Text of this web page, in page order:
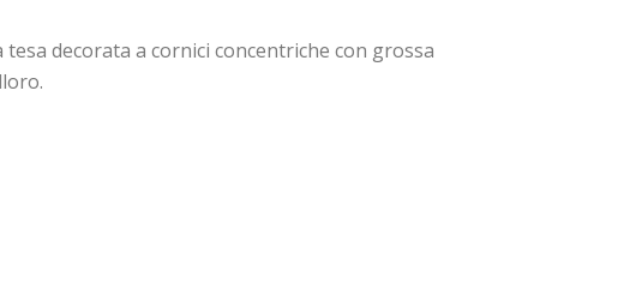
decorata a cornici concentriche con grossa